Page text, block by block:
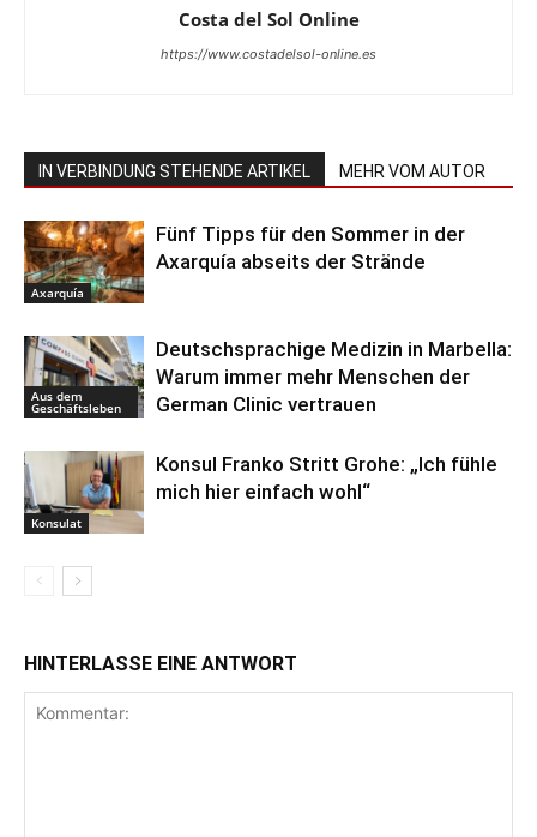
Costa del Sol Online
https://www.costadelsol-online.es
IN VERBINDUNG STEHENDE ARTIKEL MEHR VOM AUTOR
Axarquía
Fünf Tipps für den Sommer in der
Axarquía abseits der Strände
Aus dem
Geschäftsleben
Deutschsprachige Medizin in Marbella:
Warum immer mehr Menschen der
German Clinic vertrauen
Konsulat
Konsul Franko Stritt Grohe: „Ich fühle
mich hier einfach wohl“
HINTERLASSE EINE ANTWORT